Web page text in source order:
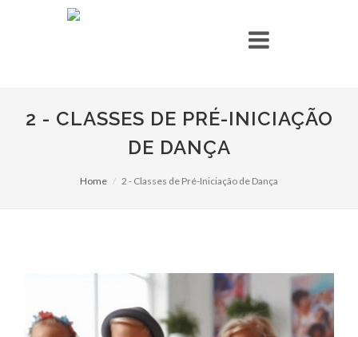
2 - CLASSES DE PRÉ-INICIAÇÃO
DE DANÇA
Home 2 - Classes de Pré-Iniciação de Dança